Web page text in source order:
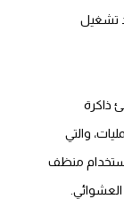
تشغيل
ذاكرة
والتي
منظف
العشوائي.